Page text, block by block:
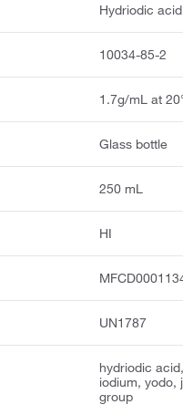
Hydriodic acid
10034-85-2
1.7g/mL at
Glass bottle
250 mL
HI
UN1787
hydriodic
iodium, yodo,
group